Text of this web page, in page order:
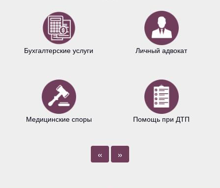
Бухгалтерские услуги
Медицинские споры
Личный адвокат
Помощь при ДТП
« »